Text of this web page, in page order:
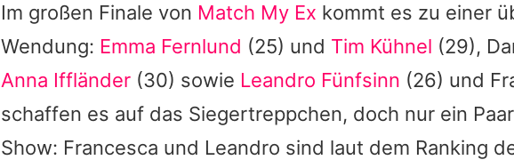
Alle Themen auf Promiflash
App runterladen
Team
Im großen Finale von Match My Ex kommt es zu einer
Wendung: Emma Fernlund (25) und Tim Kühnel (29),
Anna Iffländer (30) sowie Leandro Fünfsinn (26) und
schaffen es auf das Siegertreppchen, doch nur ein
Show: Francesca und Leandro sind laut dem Ranking